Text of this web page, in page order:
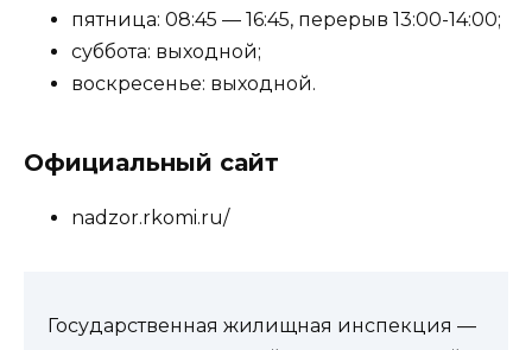
пятница: 08:45 — 16:45, перерыв 13:00-14:00;
суббота: выходной;
воскресенье: выходной.
Официальный сайт
nadzor.rkomi.ru/
Государственная жилищная инспекция —